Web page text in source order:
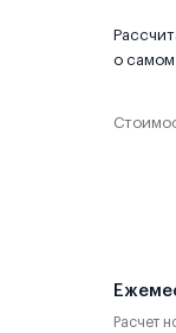
о самом
Расчет